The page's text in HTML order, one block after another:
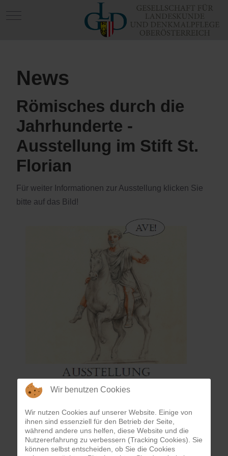
Mobile Menu Toggle
News
Römisches durch die
Jahrhunderte -
Ausstellung im Stift St.
Florian
Für weiter Informationen zur Ausstellung klicken Sie
bitte auf das Bild!
Wir benutzen Cookies
Wir nutzen Cookies auf unserer Website. Einige von
ihnen sind essenziell für den Betrieb der Seite,
während andere uns helfen, diese Website und die
Nutzererfahrung zu verbessern (Tracking Cookies). Sie
können selbst entscheiden, ob Sie die Cookies